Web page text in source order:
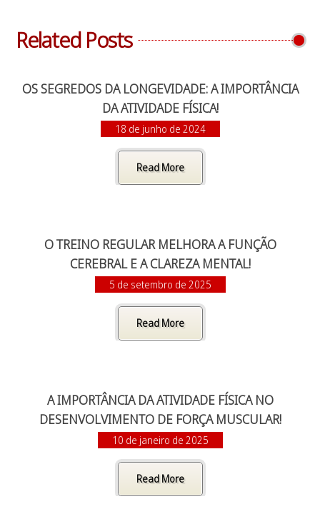
Related Posts
OS SEGREDOS DA LONGEVIDADE: A IMPORTÂNCIA
DA ATIVIDADE FÍSICA!
18 de junho de 2024
Read More
O TREINO REGULAR MELHORA A FUNÇÃO
CEREBRAL E A CLAREZA MENTAL!
5 de setembro de 2025
Read More
A IMPORTÂNCIA DA ATIVIDADE FÍSICA NO
DESENVOLVIMENTO DE FORÇA MUSCULAR!
10 de janeiro de 2025
Read More